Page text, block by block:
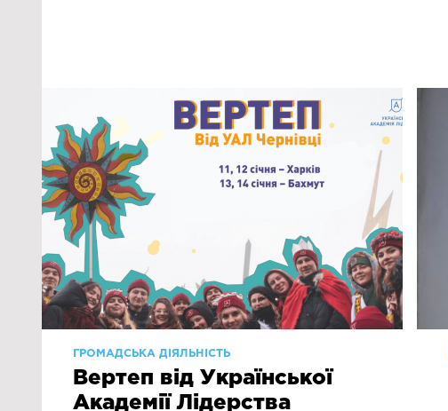
ГРОМАДСЬКА ДІЯЛЬНІСТЬ
Вертеп від Української
Академії Лідерства